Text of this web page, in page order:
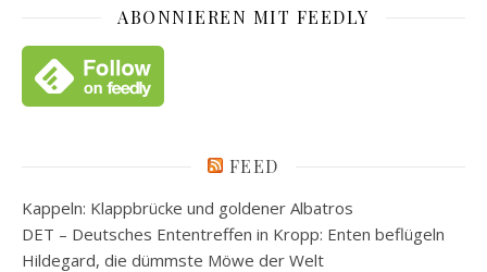
ABONNIEREN MIT FEEDLY
FEED
Kappeln: Klappbrücke und goldener Albatros
DET – Deutsches Ententreffen in Kropp: Enten beflügeln
Hildegard, die dümmste Möwe der Welt